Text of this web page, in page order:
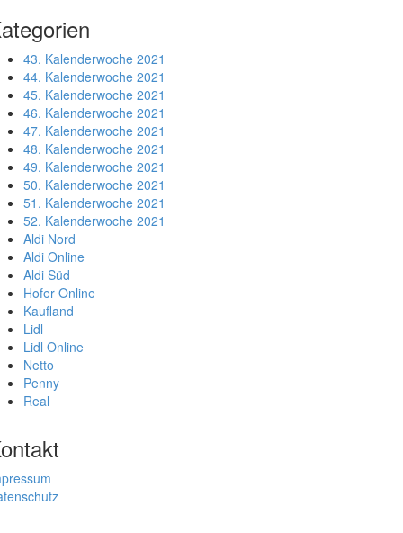
43. Kalenderwoche 2021
44. Kalenderwoche 2021
45. Kalenderwoche 2021
46. Kalenderwoche 2021
47. Kalenderwoche 2021
48. Kalenderwoche 2021
49. Kalenderwoche 2021
50. Kalenderwoche 2021
51. Kalenderwoche 2021
52. Kalenderwoche 2021
Aldi Nord
Aldi Online
Aldi Süd
Hofer Online
Kaufland
Lidl
Lidl Online
Netto
Penny
Real